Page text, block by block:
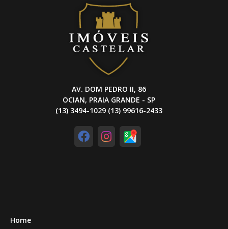
AV. DOM PEDRO II, 86
OCIAN, PRAIA GRANDE - SP
(13) 3494-1029 (13) 99616-2433
Home